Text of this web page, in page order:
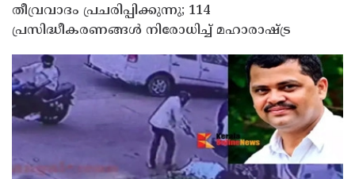
തീവ്രവാദം പ്രചരിപ്പിക്കുന്നു; 114
പ്രസിദ്ധീകരണങ്ങൾ നിരോധിച്ച് മഹാരാഷ്ട്ര